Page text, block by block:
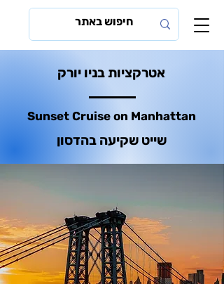
אטרקציות בניו יורק
Sunset Cruise on Manhattan
שייט שקיעה בהדסון